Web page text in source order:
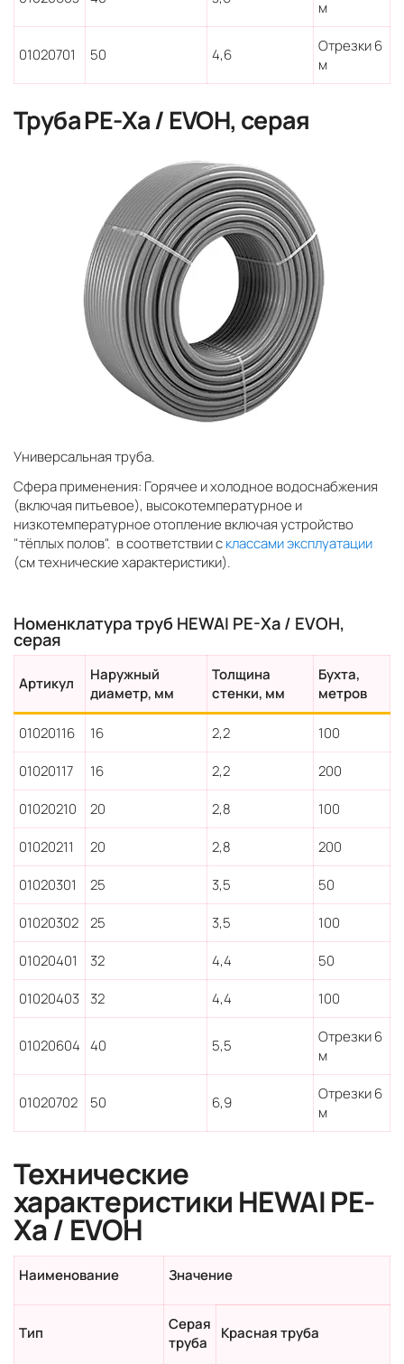
м
01020701 50 4,6
Отрезки 6
м
Труба PE-Xa / EVOH, серая
Универсальная труба.
Сфера применения: Горячее и холодное водоснабжения
(включая питьевое), высокотемпературное и
низкотемпературное отопление включая устройство
"тёплых полов". в соответствии склассами эксплуатации
(см технические характеристики).
Номенклатура труб HEWAI PE-Xa / EVOH,
серая
Артикул
Наружный
диаметр, мм
Толщина
стенки, мм
Бухта,
метров
01020116 16 2,2
100
01020117
16 2,2
200
01020210
20 2,8
100
01020211
20 2,8
200
01020301
25 3,5
50
01020302
25 3,5
100
01020401
32 4,4
50
01020403 32 4,4 100
01020604 40 5,5
Отрезки 6
м
01020702 50 6,9
Отрезки 6
м
Технические
характеристики HEWAI PE-
Xa / EVOH
Наименование Значение
Тип
Серая
труба
Красная труба